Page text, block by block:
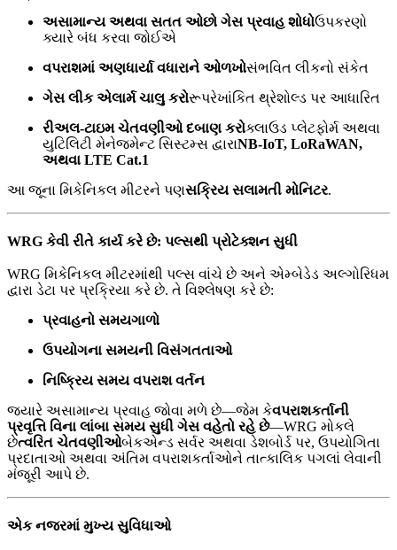
અસામાન્ય અથવા સતત ઓછો ગેસ પ્રવાહ શોધોઉપકરણો
ક્યારે બંધ કરવા જોઈએ
વપરાશમાં અણધાર્યા વધારાને ઓળખોસંભવિત લીકનો સંકેત
ગેસ લીક ​​એલાર્મ ચાલુ કરોરૂપરેખાંકિત થ્રેશોલ્ડ પર આધારિત
રીઅલ-ટાઇમ ચેતવણીઓ દબાણ કરોક્લાઉડ પ્લેટફોર્મ અથવા
યુટિલિટી મેનેજમેન્ટ સિસ્ટમ્સ દ્વારાNB-IoT, LoRaWAN,
અથવા LTE Cat.1
આ જૂના મિકેનિકલ મીટરને પણસક્રિય સલામતી મોનિટર.
WRG કેવી રીતે કાર્ય કરે છે: પલ્સથી પ્રોટેક્શન સુધી
WRG મિકેનિકલ મીટરમાંથી પલ્સ વાંચે છે અને એમ્બેડેડ અલ્ગોરિધમ
દ્વારા ડેટા પર પ્રક્રિયા કરે છે. તે વિશ્લેષણ કરે છે:
પ્રવાહનો સમયગાળો
ઉપયોગના સમયની વિસંગતતાઓ
નિષ્ક્રિય સમય વપરાશ વર્તન
જ્યારે અસામાન્ય પ્રવાહ જોવા મળે છે—જેમ કેવપરાશકર્તાની
પ્રવૃત્તિ વિના લાંબા સમય સુધી ગેસ વહેતો રહે છે—WRG મોકલે
છેત્વરિત ચેતવણીઓબેકએન્ડ સર્વર અથવા ડેશબોર્ડ પર, ઉપયોગિતા
પ્રદાતાઓ અથવા અંતિમ વપરાશકર્તાઓને તાત્કાલિક પગલાં લેવાની
મંજૂરી આપે છે.
એક નજરમાં મુખ્ય સુવિધાઓ